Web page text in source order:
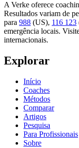
A Verke oferece
Resultados variam de
para 988 (US), 116 123
emergência locais.
internacionais.
Explorar
Início
Coaches
Métodos
Comparar
Artigos
Pesquisa
Para Profissionais
Sobre